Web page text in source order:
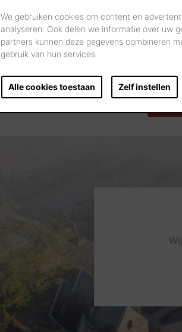
We gebruiken cookies om content en
analyseren. Ook delen we informatie over uw
partners kunnen deze gegevens combineren
gebruik van hun services.
Alle cookies toestaan Zelf instellen